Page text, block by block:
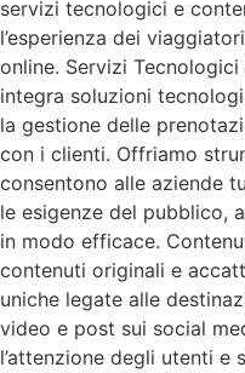
servizi tecnologici e
l’esperienza dei
online. Servizi
integra soluzioni
la gestione delle
con i clienti. Offriamo
consentono alle aziende
le esigenze del pubblico,
in modo efficace.
contenuti originali e
uniche legate alle
video e post sui social
l’attenzione degli utenti e